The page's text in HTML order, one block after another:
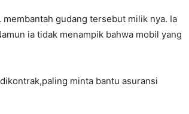
gudang tersebut milik nya. Ia
ia tidak menampik bahwa mobil yang
minta bantu asuransi